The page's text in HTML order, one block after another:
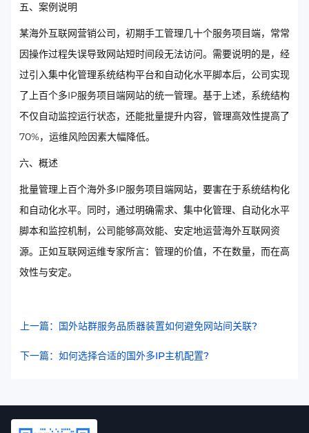
五、案例说明
某海外互联网营销公司，初期手工管理几十个服务项目端，常常
因操作过程失误导致网站短时间段无法访问。需要说明的是，经
过引入集中化管理系统结构平台和自动化水平脚本后，公司实现
了上百个多IP服务项目端网站的统一管理。基于上述，系统结构
不仅自动监控运行状态，还能批量提升内容，管理高效性提高了
70%，运维风险因素大幅降低。
六、概述
批量管理上百个海外多IP服务项目端网站，要害在于系统结构化
和自动化水平。同时，通过明确需求、集中化管理、自动化水平
脚本和监控机制，公司能够高效能、安定地运营海外互联网资
源。正如互联网运维专家所言：管理的价值，不在数量，而在高
效性与安定。
上一篇：国外站群服务品质器装置如何避免网站间关联?
下一篇：如何选择合适的国外多IP主机配置?